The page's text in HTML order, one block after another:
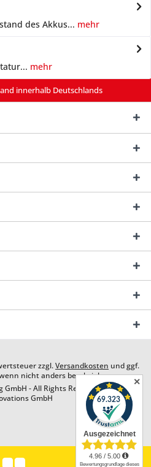
des Akkus... mehr
mehr
innerhalb Deutschlands
zzgl.Versandkosten und ggf.
nicht anders beschrieben
- All Rights Reserved. Design by
GmbH
✕